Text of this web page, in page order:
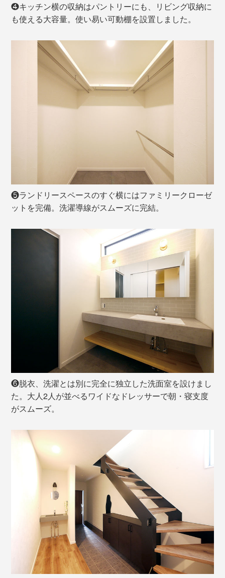
❹キッチン横の収納はパントリーにも、リビング収納に
も使える大容量。使い易い可動棚を設置しました。
❺ランドリースペースのすぐ横にはファミリークローゼ
ットを完備。洗濯導線がスムーズに完結。
❻脱衣、洗濯とは別に完全に独立した洗面室を設けまし
た。大人2人が並べるワイドなドレッサーで朝・寝支度
がスムーズ。